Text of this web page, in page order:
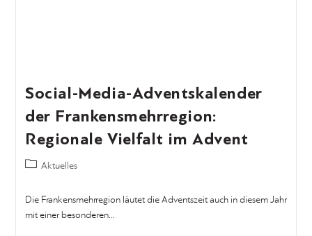
Social-Media-Adventskalender
der Frankensmehrregion:
Regionale Vielfalt im Advent
Aktuelles
Die Frankensmehrregion läutet die Adventszeit auch in diesem Jahr
mit einer besonderen…